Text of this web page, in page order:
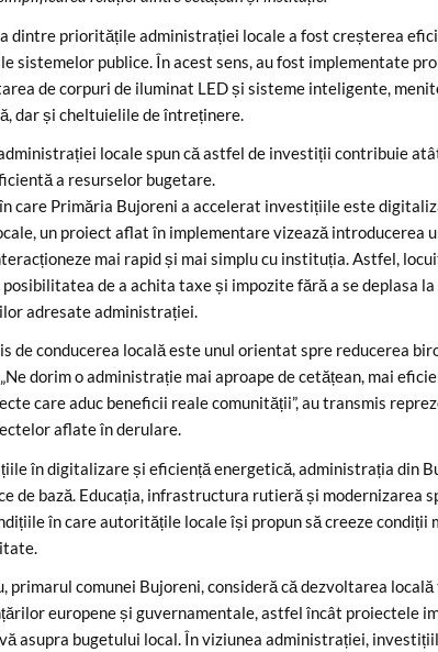
dintre prioritățile administrației locale a fost creșterea
sistemelor publice. În acest sens, au fost implementate
de corpuri de iluminat LED și sisteme inteligente,
dar și cheltuielile de întreținere.
locale spun că astfel de investiții contribuie
a resurselor bugetare.
care Primăria Bujoreni a accelerat investițiile este
un proiect aflat în implementare vizează introducerea
mai rapid și mai simplu cu instituția. Astfel,
posibilitatea de a achita taxe și impozite fără a se deplasa
adresate administrației.
de conducerea locală este unul orientat spre reducerea
dorim o administrație mai aproape de cetățean, mai
care aduc beneficii reale comunității”, au transmis
aflate în derulare.
în digitalizare și eficiență energetică, administrația din
de bază. Educația, infrastructura rutieră și modernizarea
în care autoritățile locale își propun să creeze condiții
primarul comunei Bujoreni, consideră că dezvoltarea
europene și guvernamentale, astfel încât proiectele
asupra bugetului local. În viziunea administrației,